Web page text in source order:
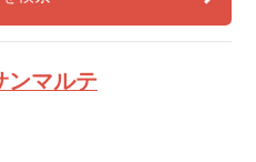
ンマルテ